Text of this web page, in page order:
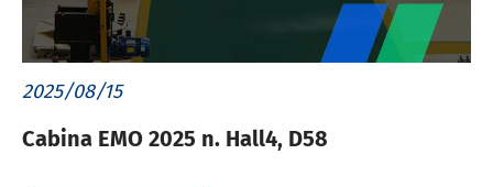
2025/08/15
Cabina EMO 2025 n. Hall4, D58